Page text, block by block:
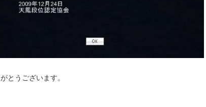
とうございます。